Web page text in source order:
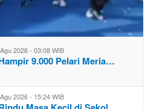
2026 - 03:08 WIB
9.000 Pelari Meria…
2026 - 15:24 WIB